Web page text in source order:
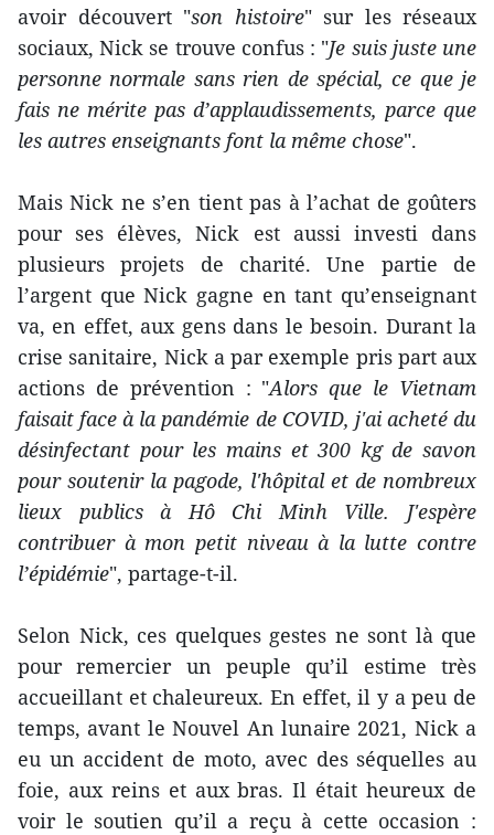
avoir découvert "son histoire" sur les réseaux
sociaux, Nick se trouve confus : "Je suis juste une
personne normale sans rien de spécial, ce que je
fais ne mérite pas d’applaudissements, parce que
les autres enseignants font la même chose".
Mais Nick ne s’en tient pas à l’achat de goûters
pour ses élèves, Nick est aussi investi dans
plusieurs projets de charité. Une partie de
l’argent que Nick gagne en tant qu’enseignant
va, en effet, aux gens dans le besoin. Durant la
crise sanitaire, Nick a par exemple pris part aux
actions de prévention : "Alors que le Vietnam
faisait face à la pandémie de COVID, j'ai acheté du
désinfectant pour les mains et 300 kg de savon
pour soutenir la pagode, l'hôpital et de nombreux
lieux publics à Hô Chi Minh Ville. J'espère
contribuer à mon petit niveau à la lutte contre
l’épidémie", partage-t-il.
Selon Nick, ces quelques gestes ne sont là que
pour remercier un peuple qu’il estime très
accueillant et chaleureux. En effet, il y a peu de
temps, avant le Nouvel An lunaire 2021, Nick a
eu un accident de moto, avec des séquelles au
foie, aux reins et aux bras. Il était heureux de
voir le soutien qu’il a reçu à cette occasion :